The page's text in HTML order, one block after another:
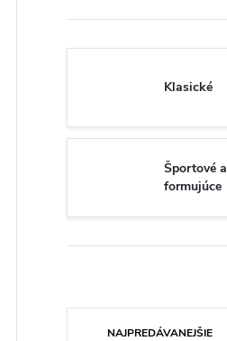
Klasické
Športové a
formujúce
NAJPREDÁVANEJŠIE